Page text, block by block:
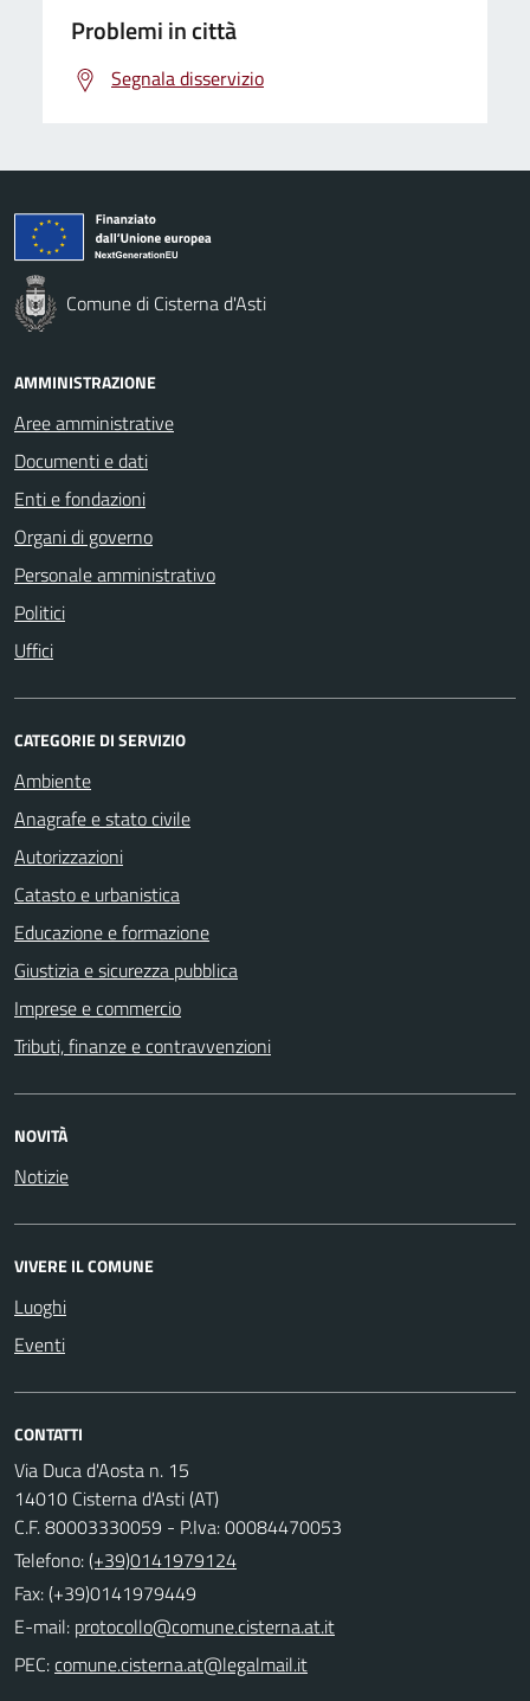
Problemi in città
Segnala disservizio
Comune di Cisterna d'Asti
AMMINISTRAZIONE
Aree amministrative
Documenti e dati
Enti e fondazioni
Organi di governo
Personale amministrativo
Politici
Uffici
CATEGORIE DI SERVIZIO
Ambiente
Anagrafe e stato civile
Autorizzazioni
Catasto e urbanistica
Educazione e formazione
Giustizia e sicurezza pubblica
Imprese e commercio
Tributi, finanze e contravvenzioni
NOVITÀ
Notizie
VIVERE IL COMUNE
Luoghi
Eventi
CONTATTI
Via Duca d'Aosta n. 15
14010 Cisterna d'Asti (AT)
C.F. 80003330059 - P.Iva: 00084470053
Telefono:(+39)0141979124
Fax: (+39)0141979449
E-mail:
PEC: